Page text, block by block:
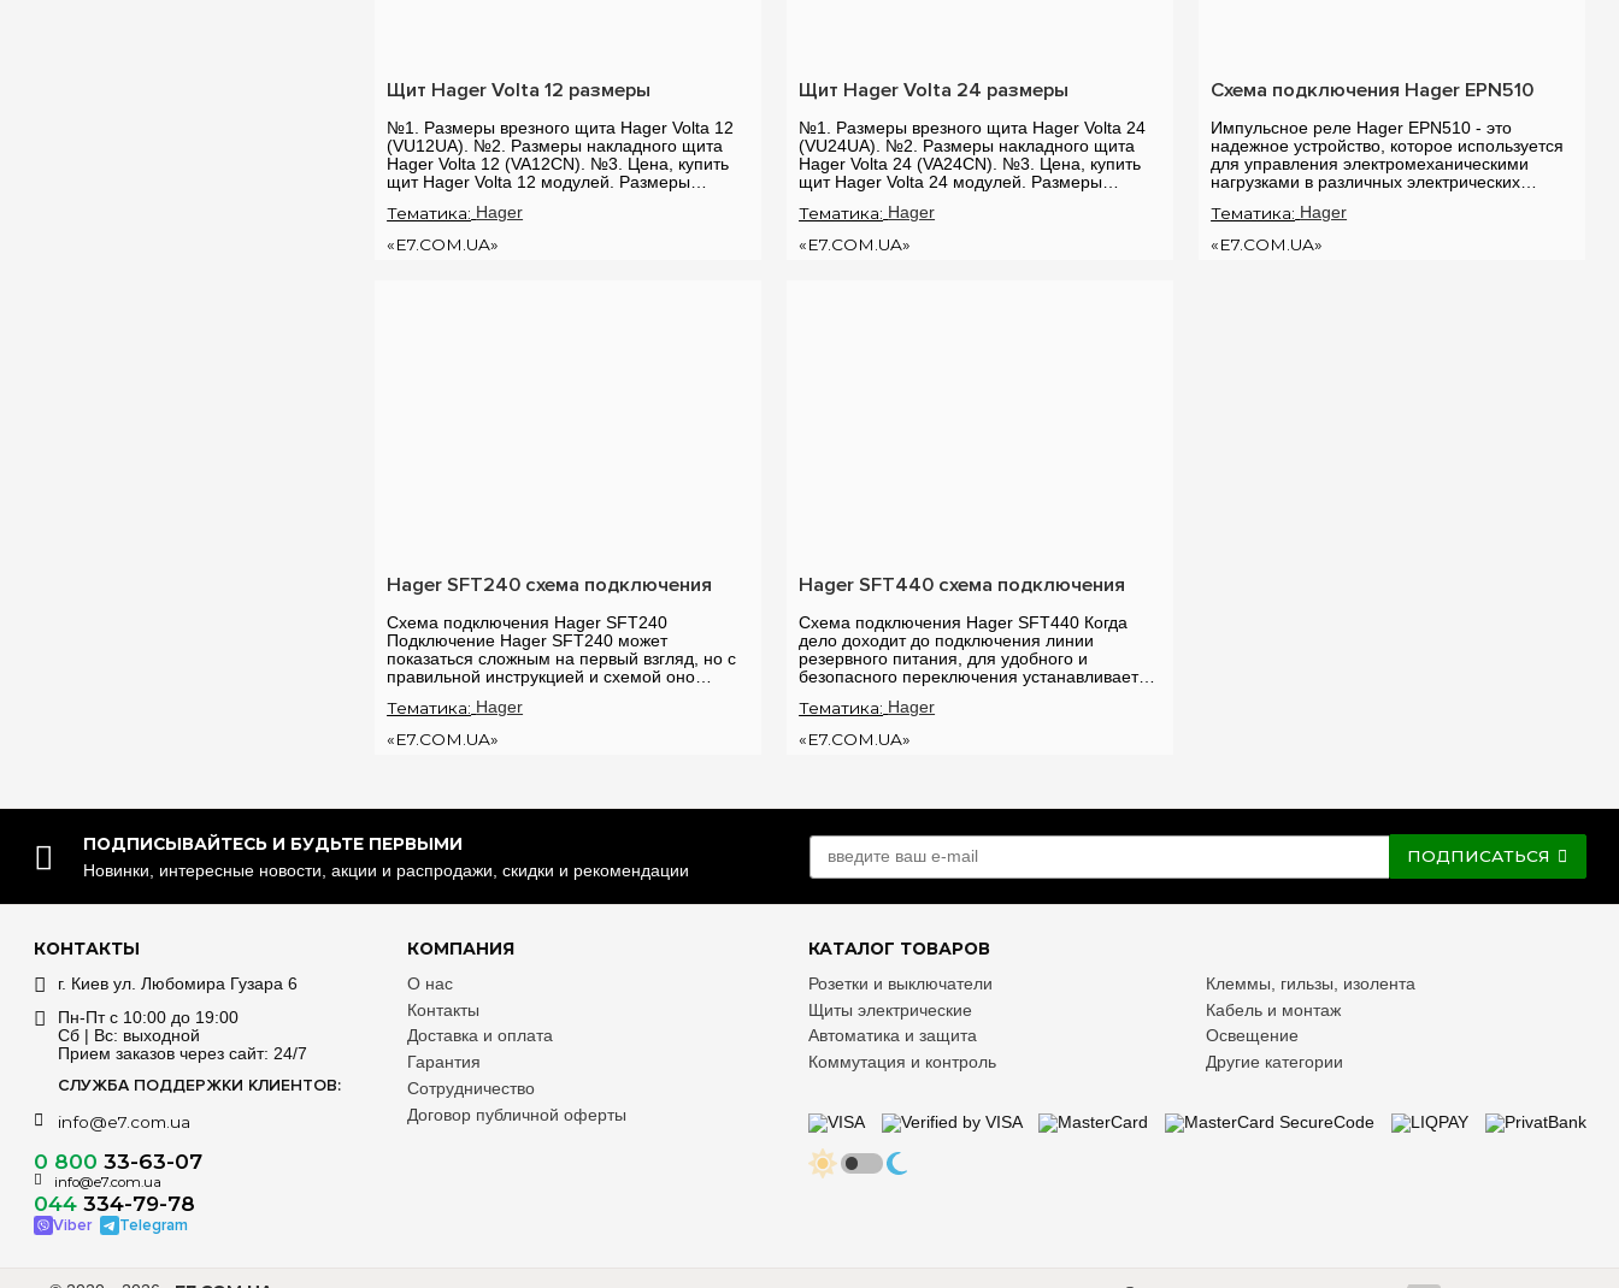
Щит Hager Volta 12 размеры
№1. Размеры врезного щита Hager Volta 12
(VU12UA). №2. Размеры накладного щита
Hager Volta 12 (VA12CN). №3. Цена, купить
щит Hager Volta 12 модулей. Размеры
Тематика: Hager
«E7.COM.UA»
Щит Hager Volta 24 размеры
№1. Размеры врезного щита Hager Volta 24
(VU24UA). №2. Размеры накладного щита
Hager Volta 24 (VA24CN). №3. Цена, купить
щит Hager Volta 24 модулей. Размеры
Тематика: Hager
«E7.COM.UA»
Схема подключения Hager EPN510
Импульсное реле Hager EPN510 - это
надежное устройство, которое используется
для управления электромеханическими
нагрузками в различных электрических
применений, и пра...
Тематика: Hager
«E7.COM.UA»
Hager SFT240 схема подключения
Схема подключения Hager SFT240
Подключение Hager SFT240 может
показаться сложным на первый взгляд, но с
правильной инструкцией и схемой оно
базовая схема по...
Тематика: Hager
«E7.COM.UA»
Hager SFT440 схема подключения
Схема подключения Hager SFT440 Когда
дело доходит до подключения линии
резервного питания, для удобного и
безопасного переключения устанавливается
схему под...
Тематика: Hager
«E7.COM.UA»
ПОДПИСЫВАЙТЕСЬ И БУДЬТЕ ПЕРВЫМИ
Новинки, интересные новости, акции и распродажи, скидки и рекомендации
ПОДПИСАТЬСЯ
КОНТАКТЫ
г. Киев ул. Любомира Гузара 6
Пн-Пт с 10:00 до 19:00
Сб | Вс: выходной
Прием заказов через сайт: 24/7
СЛУЖБА ПОДДЕРЖКИ КЛИЕНТОВ:
info@e7.com.ua
0 800 33-63-07
info@e7.com.ua
044334-79-78
Viber Telegram
КОМПАНИЯ
О нас
Контакты
Доставка и оплата
Гарантия
Сотрудничество
Договор публичной оферты
КАТАЛОГ ТОВАРОВ
Розетки и выключатели
Щиты электрические
Автоматика и защита
Коммутация и контроль
Клеммы, гильзы, изолента
Кабель и монтаж
Освещение
Другие категории